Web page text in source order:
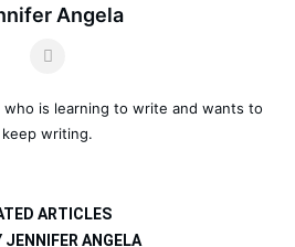
Angela
is learning to write and wants to
keep writing.
ARTICLES
JENNIFER ANGELA